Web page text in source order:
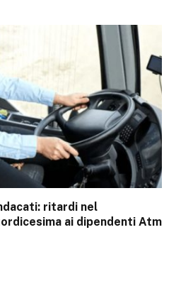
ritardi nel
ai dipendenti Atm